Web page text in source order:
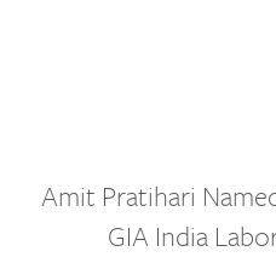
Amit Pratihari
GIA India